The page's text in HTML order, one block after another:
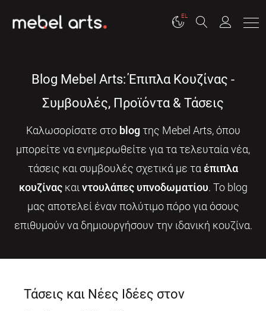
EL
Blog Mebel Arts: Έπιπλα Κουζίνας -
Συμβουλές, Προϊόντα & Τάσεις
Καλωσορίσατε στο blogτης Mebel Arts, όπου
μπορείτε να ενημερωθείτε για τα τελευταία νέα,
τάσεις και συμβουλές σχετικά με τα έπιπλα
κουζίναςκαι ντουλάπες υπνοδωματίου. Το blog
μας αποτελεί έναν πολύτιμο πόρο για όσους
επιθυμούν να δημιουργήσουν την ιδανική κουζίνα.
Τάσεις και Νέες Ιδέες στον